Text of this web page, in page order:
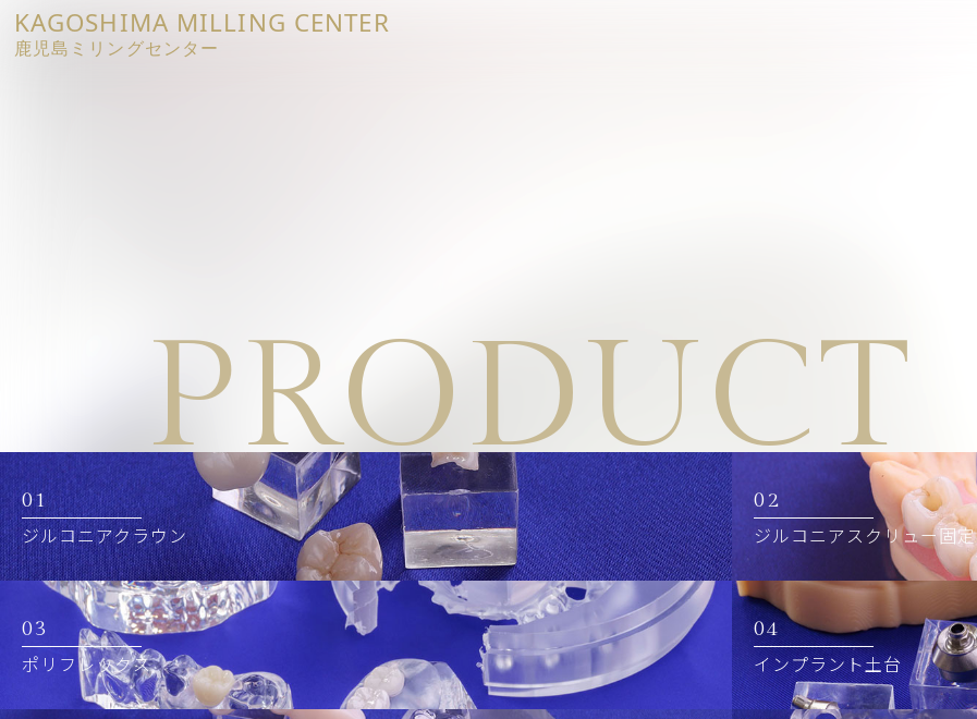
KAGOSHIMA MILLING CENTER
鹿児島ミリングセンター
施設案内
ORDER
ご注文
RECRUIT
採用情報
PRODUCT
01
ジルコニアクラウン
02
ジルコニアスクリュー固定
03
ポリフレックス
04
インプラント土台